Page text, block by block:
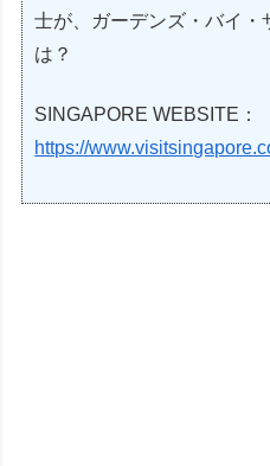
士が、ガーデンズ・バイ・
は？
SINGAPORE WEBSITE：
https://